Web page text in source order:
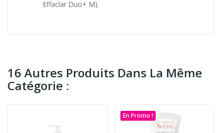
Effaclar Duo+ M).
16 Autres Produits Dans La Même
Catégorie :
En Promo !